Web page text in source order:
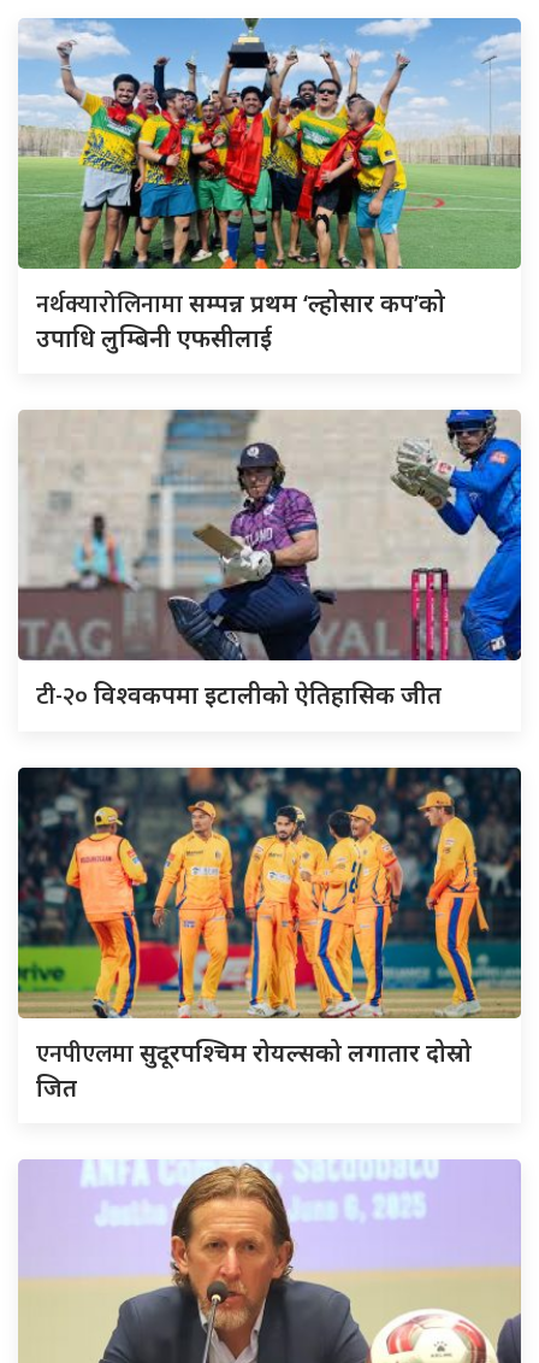
नर्थक्यारोलिनामासम्पन्न प्रथम ‘ल्होसार कप’को
उपाधि लुम्बिनी एफसीलाई
टी-२० विश्वकपमा इटालीको ऐतिहासिक जीत
एनपीएलमासुदूरपश्चिम रोयल्सको लगातार दोस्रो
जित